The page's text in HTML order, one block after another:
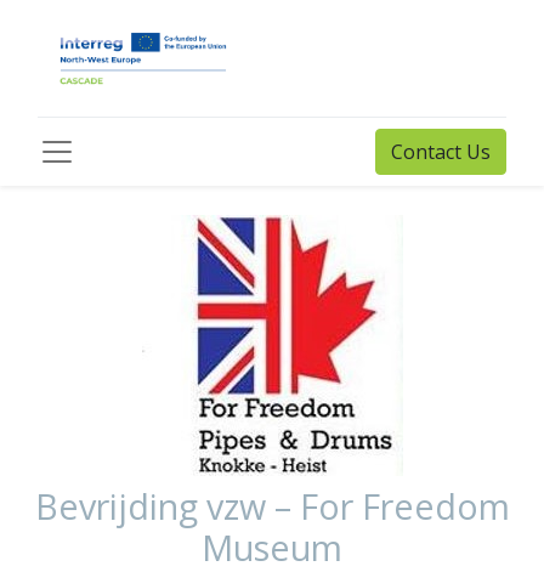
Contact Us
Bevrijding vzw – For Freedom
Museum